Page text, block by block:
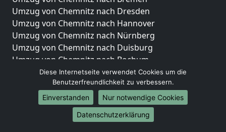
Umzug von Chemnitz nach Dresden
Umzug von Chemnitz nach Hannover
Umzug von Chemnitz nach Nürnberg
Umzug von Chemnitz nach Duisburg
Umzug von Chemnitz nach Bochum
Umzug von Chemnitz nach Wuppertal
Umzug von Chemnitz nach Bielefeld
Umzug von Chemnitz nach Bonn
Umzug von Chemnitz nach Münster
Diese Internetseite verwendet Cookies um die
Benutzerfreundlichkeit zu verbessern.
Einverstanden
Nur notwendige Cookies
Datenschutzerklärung